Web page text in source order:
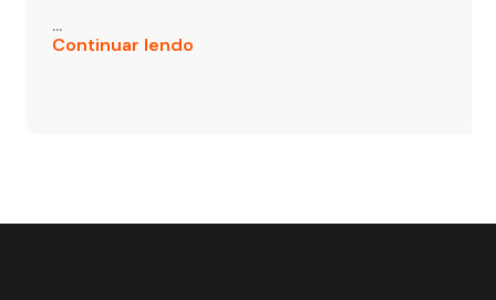
...
Continuar lendo